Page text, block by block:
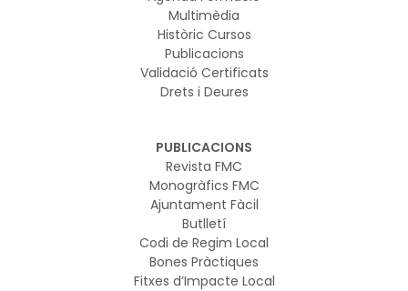
Multimèdia
Històric Cursos
Publicacions
Validació Certificats
Drets i Deures
PUBLICACIONS
Revista FMC
Monogràfics FMC
Ajuntament Fàcil
Butlletí
Codi de Regim Local
Bones Pràctiques
Fitxes d’Impacte Local